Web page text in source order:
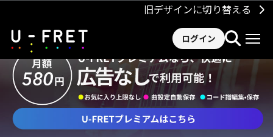
旧デザインに切り替える
ログイン